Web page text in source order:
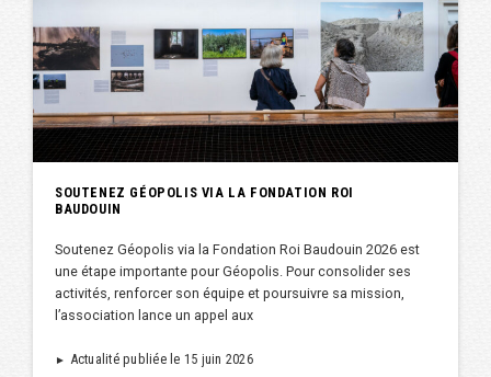
SOUTENEZ GÉOPOLIS VIA LA FONDATION ROI
BAUDOUIN
Soutenez Géopolis via la Fondation Roi Baudouin 2026 est
une étape importante pour Géopolis. Pour consolider ses
activités, renforcer son équipe et poursuivre sa mission,
l’association lance un appel aux
► Actualité publiée le 15 juin 2026